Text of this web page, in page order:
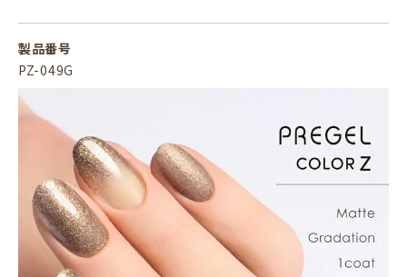
製品番号
PZ-049G